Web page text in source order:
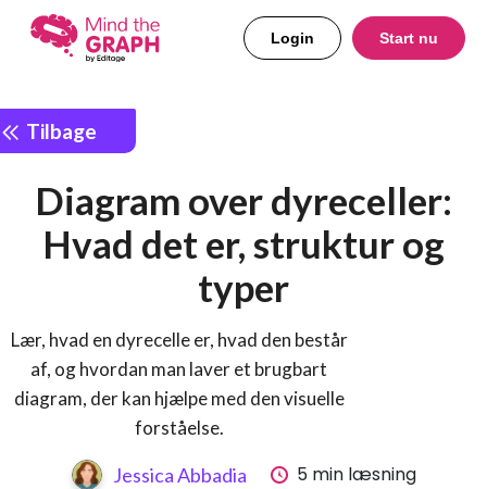
Login Start nu
Tilbage
Diagram over dyreceller:
Hvad det er, struktur og
typer
Lær, hvad en dyrecelle er, hvad den består
af, og hvordan man laver et brugbart
diagram, der kan hjælpe med den visuelle
forståelse.
Jessica Abbadia
5 min læsning